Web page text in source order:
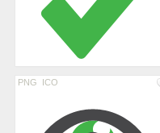
PNG ICO